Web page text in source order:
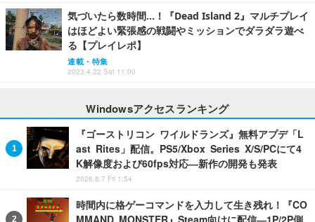
気づいたら数時間…！『Dead Island 2』マルチプレイ
はほどよい緊張感の戦闘やミッションでダラダラ遊べ
る【プレイレポ】
連載・特集
2023.4.22 Sat 11:00
Windowsアクセスランキング
『ゴーストリコン ワイルドランズ』無料アプデ「L
ast Rites」配信。PS5/Xbox Series X/S/PCにて4
K解像度および60fps対応―新作の開発も発表
2026.8.7 Fri 1:54
時間内に格ゲーコマンドを入力して生き残れ！『CO
MMAND MONSTER』Steam向けに配信―1P/2P側